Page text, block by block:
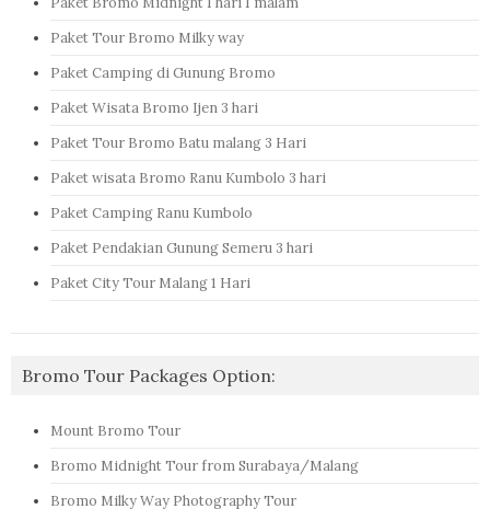
Paket Tour Bromo Milky way
Paket Camping di Gunung Bromo
Paket Wisata Bromo Ijen 3 hari
Paket Tour Bromo Batu malang 3 Hari
Paket wisata Bromo Ranu Kumbolo 3 hari
Paket Camping Ranu Kumbolo
Paket Pendakian Gunung Semeru 3 hari
Paket City Tour Malang 1 Hari
Bromo Tour Packages Option:
Mount Bromo Tour
Bromo Midnight Tour from Surabaya/Malang
Bromo Milky Way Photography Tour